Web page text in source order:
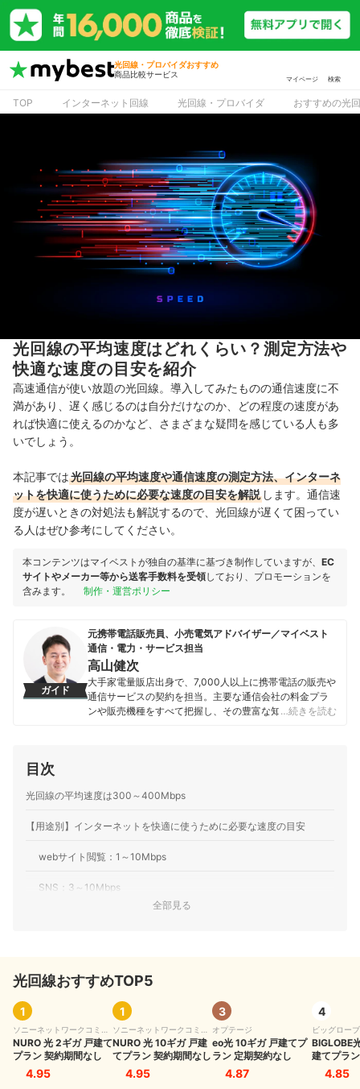
光回線・プロバイダおすすめ
商品比較サービス
マイページ 検索
TOP インターネット回線 光回線・プロバイダ おすすめの光
光回線の平均速度はどれくらい？測定方法や
快適な速度の目安を紹介
高速通信が使い放題の光回線。導入してみたものの通信速度に不
満があり、遅く感じるのは自分だけなのか、どの程度の速度があ
れば快適に使えるのかなど、さまざまな疑問を感じている人も多
いでしょう。
本記事では光回線の平均速度や通信速度の測定方法、インターネ
ットを快適に使うために必要な速度の目安を解説 します。通信速
度が遅いときの対処法も解説するので、光回線が遅くて困ってい
る人はぜひ参考にしてください。
本コンテンツはマイベストが独自の基準に基づき制作していますが、 EC
サイトやメーカー等から送客手数料を受領しており、プロモーションを
含みます。
制作・運営ポリシー
ガイド
元携帯電話販売員、小売電気アドバイザー／マイベスト
通信・電力・サービス担当
高山健次
大手家電量販店出身で、7,000人以上に携帯電話の販売や
通信サービスの契約を担当。主要な通信会社の料金プラ
ンや販売機種をすべて把握し、その豊富な知識で店舗販
に、モバイルだけでなく10社以上の戸建て・マンション
た通信サービスだけでなく、ファイナンシャルプランナ
している。
…続きを読む
目次
光回線の平均速度は300～400Mbps
【用途別】インターネットを快適に使うために必要な速度の目安
webサイト閲覧：1～10Mbps
SNS：3～10Mbps
オンラインゲーム：50～100Mbps
光回線の速度は計測サイトで測定できる
光回線の速度が遅くなる原因と対処法
通信機器の再起動を試す
全部見る
光回線おすすめTOP5
1
ソニーネットワークコミュ
ニケーションズ
NURO 光 2ギガ 戸建て
プラン 契約期間なし
4.95
1
ソニーネットワークコミュ
ニケーションズ
NURO 光 10ギガ 戸建
てプラン 契約期間なし
4.95
3
オプテージ
eo光 10ギガ 戸建てプ
ラン 定期契約なし
4.87
4
ビッグローブ
BIGLOBE
建てプラ
4.85